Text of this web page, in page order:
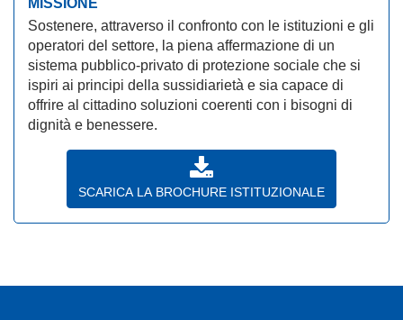
Sostenere, attraverso il confronto con le istituzioni e gli
operatori del settore, la piena affermazione di un
sistema pubblico-privato di protezione sociale che si
ispiri ai principi della sussidiarietà e sia capace di
offrire al cittadino soluzioni coerenti con i bisogni di
dignità e benessere.
SCARICA LA BROCHURE ISTITUZIONALE